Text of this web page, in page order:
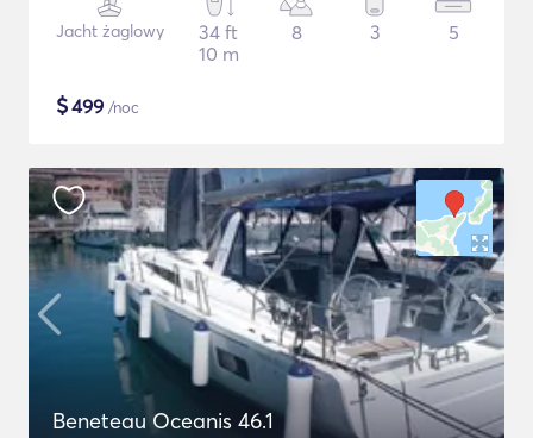
Jacht żaglowy
34 ft
10 m
8 3 5
$499 /noc
Beneteau Oceanis 46.1